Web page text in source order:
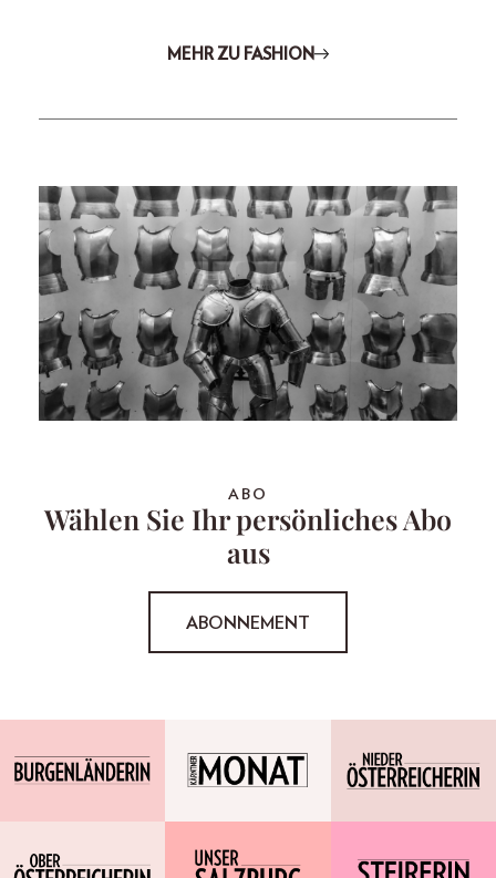
MEHR ZU FASHION
ABO
Wählen Sie Ihr persönliches Abo
aus
ABONNEMENT